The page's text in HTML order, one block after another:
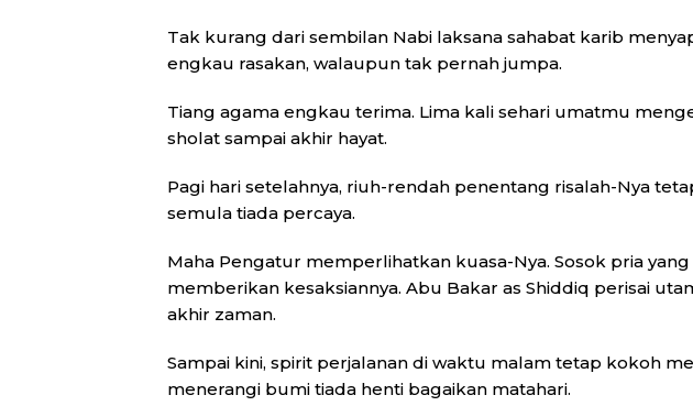
Tak kurang dari sembilan Nabi laksana sahabat karib
engkau rasakan, walaupun tak pernah jumpa.
Tiang agama engkau terima. Lima kali sehari umatmu
sholat sampai akhir hayat.
Pagi hari setelahnya, riuh-rendah penentang risalah-Nya
semula tiada percaya.
Maha Pengatur memperlihatkan kuasa-Nya. Sosok pria
memberikan kesaksiannya. Abu Bakar as Shiddiq perisai
akhir zaman.
Sampai kini, spirit perjalanan di waktu malam tetap kokoh
menerangi bumi tiada henti bagaikan matahari.